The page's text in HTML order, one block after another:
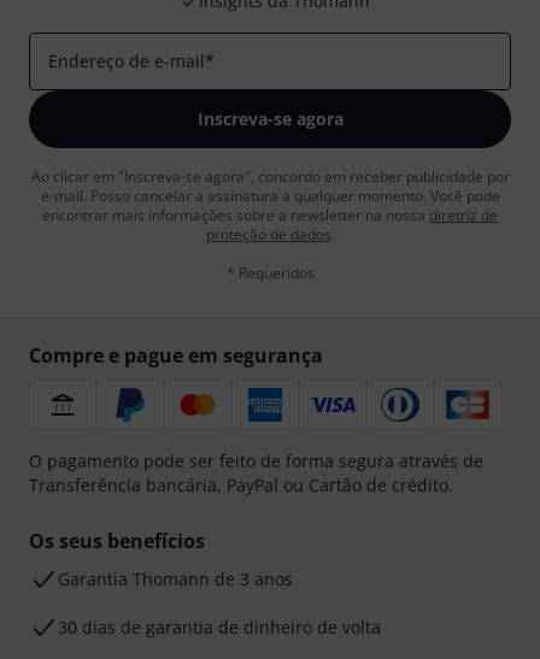
Endereço de e-mail*
Inscreva-se agora
Ao clicar em "Inscreva-se agora", concordo em receber publicidade por
e-mail. Posso cancelar a assinatura a qualquer momento. Você pode
encontrar mais informações sobre a newsletter na nossa diretriz de
proteção de dados.
* Requeridos
Compre e pague em segurança
O pagamento pode ser feito de forma segura através de
Transferência bancária, PayPal ou Cartão de crédito.
Os seus benefícios
Garantia Thomann de 3 anos
30 dias de garantia de dinheiro de volta